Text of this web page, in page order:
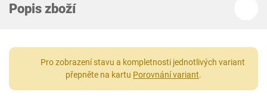
Popis zboží
Pro zobrazení stavu a kompletnosti jednotlivých variant
přepněte na kartu Porovnání variant.